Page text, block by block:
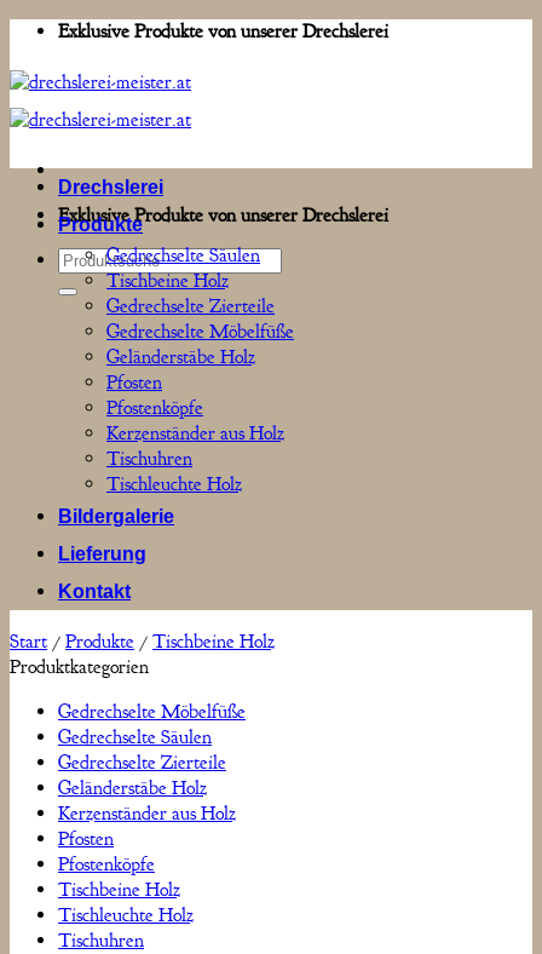
Zum
springen
Exklusive Produkte von unserer Drechslerei
Exklusive Produkte von unserer Drechslerei
Suchen
nach:
Drechslerei
Produkte
Gedrechselte Säulen
Tischbeine Holz
Gedrechselte Zierteile
Gedrechselte Möbelfüße
Geländerstäbe Holz
Pfosten
Pfostenköpfe
Kerzenständer aus Holz
Tischuhren
Tischleuchte Holz
Bildergalerie
Lieferung
Kontakt
Start / Produkte / Tischbeine Holz
Produktkategorien
Gedrechselte Möbelfüße
Gedrechselte Säulen
Gedrechselte Zierteile
Geländerstäbe Holz
Kerzenständer aus Holz
Pfosten
Pfostenköpfe
Tischbeine Holz
Tischleuchte Holz
Tischuhren